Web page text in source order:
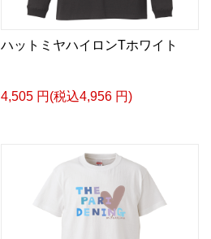
ハットミヤハイロンTホワイト
4,505 円(税込4,956 円)